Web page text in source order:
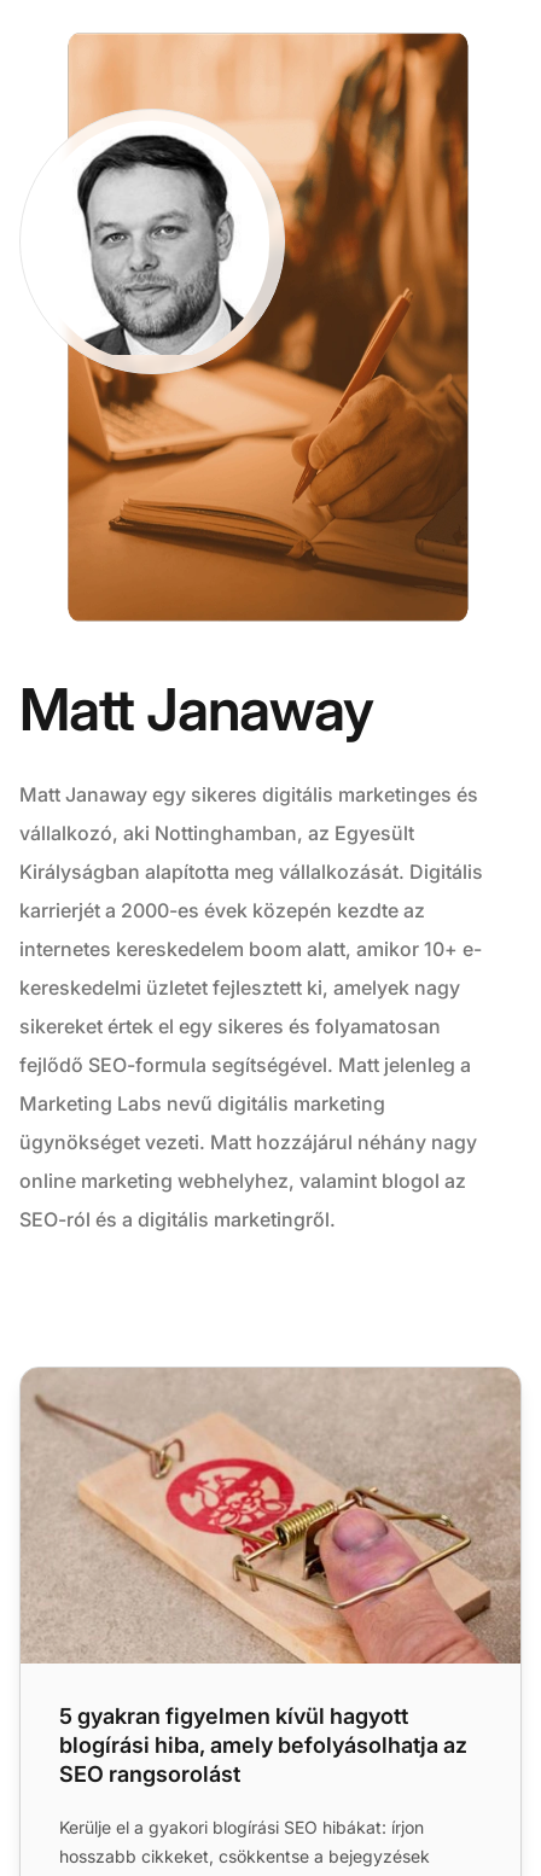
Matt Janaway
Matt Janaway egy sikeres digitális marketinges és
vállalkozó, aki Nottinghamban, az Egyesült
Királyságban alapította meg vállalkozását. Digitális
karrierjét a 2000-es évek közepén kezdte az
internetes kereskedelem boom alatt, amikor 10+ e-
kereskedelmi üzletet fejlesztett ki, amelyek nagy
sikereket értek el egy sikeres és folyamatosan
fejlődő SEO-formula segítségével. Matt jelenleg a
Marketing Labs nevű digitális marketing
ügynökséget vezeti. Matt hozzájárul néhány nagy
online marketing webhelyhez, valamint blogol az
SEO-ról és a digitális marketingről.
5 gyakran figyelmen kívül hagyott blogírási hiba, amely
5 gyakran figyelmen kívül hagyott
blogírási hiba, amely befolyásolhatja az
SEO rangsorolást
Kerülje el a gyakori blogírási SEO hibákat: írjon
hosszabb cikkeket, csökkentse a bejegyzések